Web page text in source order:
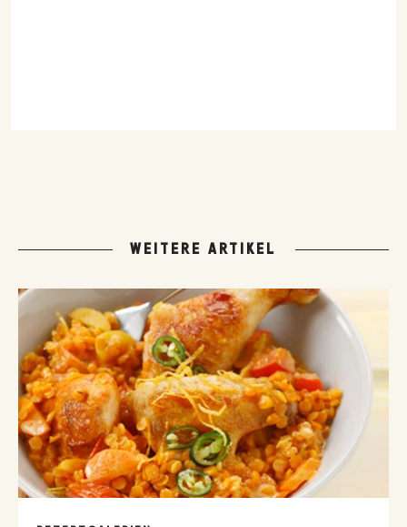
WEITERE ARTIKEL